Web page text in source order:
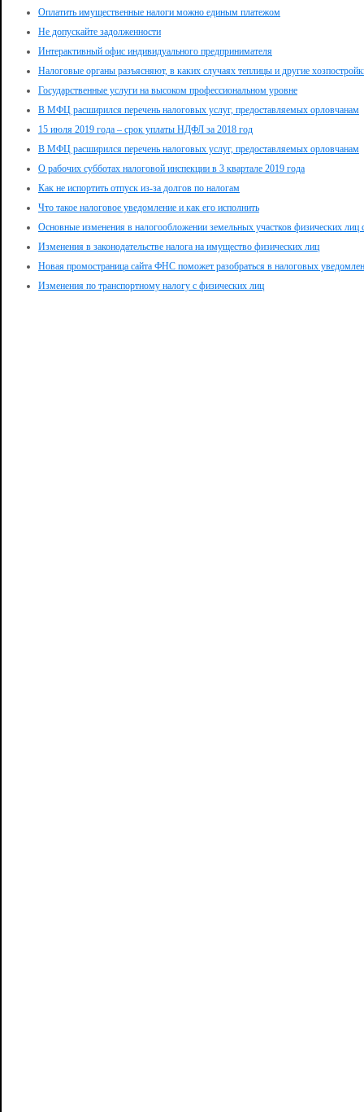
Оплатить имущественные налоги можно единым платежом
Не допускайте задолженности
Интерактивный офис индивидуального предпринимателя
Налоговые органы разъясняют, в каких случаях теплицы и другие
Государственные услуги на высоком профессиональном уровне
В МФЦ расширился перечень налоговых услуг, предоставляемых орловчанам
15 июля 2019 года – срок уплаты НДФЛ за 2018 год
В МФЦ расширился перечень налоговых услуг, предоставляемых орловчанам
О рабочих субботах налоговой инспекции в 3 квартале 2019 года
Как не испортить отпуск из-за долгов по налогам
Что такое налоговое уведомление и как его исполнить
Основные изменения в налогообложении земельных участков физических лиц
Изменения в законодательстве налога на имущество физических лиц
Новая промостраница сайта ФНС поможет разобраться в налоговых
Изменения по транспортному налогу с физических лиц